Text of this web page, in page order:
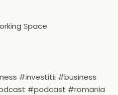
Space
#investitii #business
#podcast #romania